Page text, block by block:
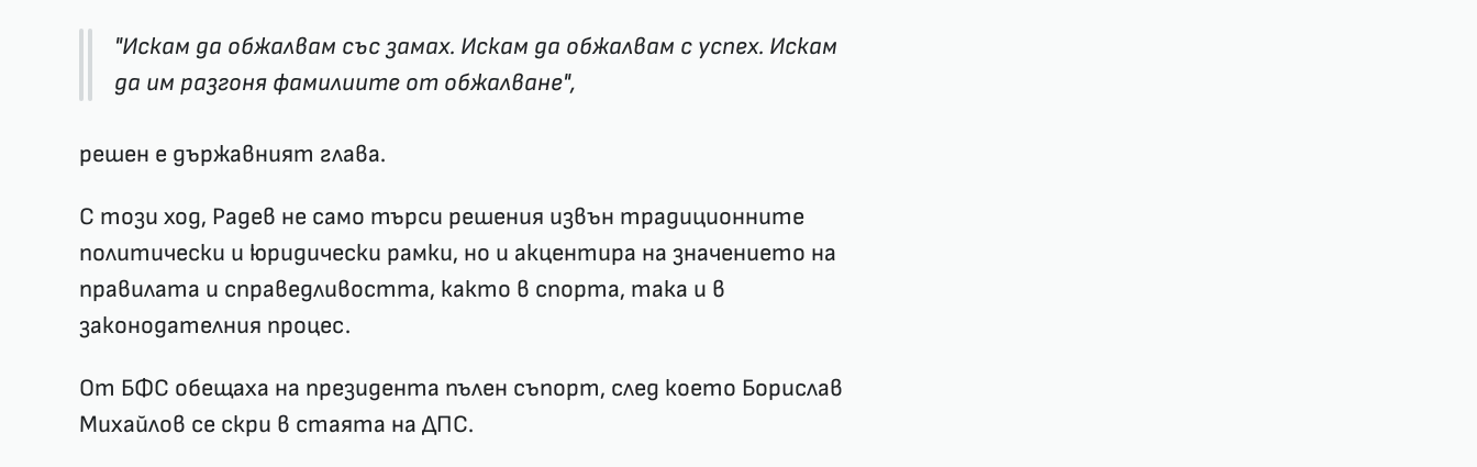
"Искам да обжалвам със замах. Искам да обжалвам с успех. Искам
да им разгоня фамилиите от обжалване",
решен е държавният глава.
С този ход, Радев не само търси решения извън традиционните
политически и юридически рамки, но и акцентира на значението на
правилата и справедливостта, както в спорта, така и в
законодателния процес.
От БФС обещаха на президента пълен съпорт, след което Борислав
Михайлов се скри в стаята на ДПС.